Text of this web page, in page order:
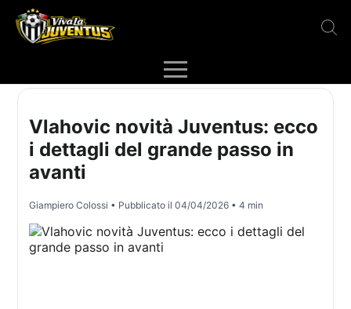
Vlahovic novità Juventus: ecco
i dettagli del grande passo in
avanti
Giampiero Colossi • Pubblicato il04/04/2026 • 4 min